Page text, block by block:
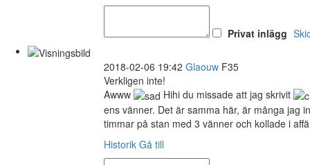
Privat inlägg
2018-02-06 19:42 Glaouw F35
Verkligen inte!
Awww
Hihi du missade att jag skrivit
ens vänner. Det är samma här, är många jag
timmar på stan med 3 vänner och kollade i
Historik Gå till